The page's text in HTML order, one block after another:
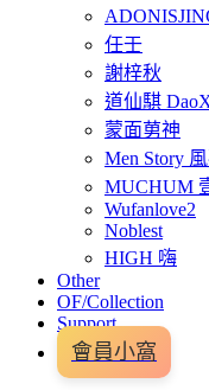
任壬
謝梓秋
道仙騏
蒙面莮神
Men Story
MUCHUM
Wufanlove2
Noblest
HIGH 嗨
Other
OF/Collection
Support
會員小窩